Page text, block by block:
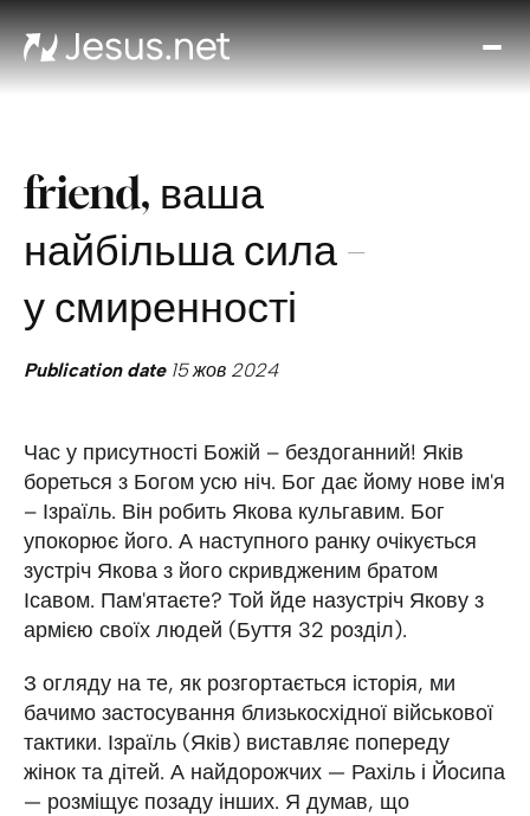
Хто
friend, ваша
найбільша сила –
у смиренності
Publication date15 жов 2024
Час у присутності Божій – бездоганний! Яків
бореться з Богом усю ніч. Бог дає йому нове ім'я
– Ізраїль. Він робить Якова кульгавим. Бог
упокорює його. А наступного ранку очікується
зустріч Якова з його скривдженим братом
Ісавом. Пам'ятаєте? Той йде назустріч Якову з
армією своїх людей (Буття 32 розділ).
З огляду на те, як розгортається історія, ми
бачимо застосування близькосхідної військової
тактики. Ізраїль (Яків) виставляє попереду
жінок та дітей. А найдорожчих — Рахіль і Йосипа
— розміщує позаду інших. Я думав, що